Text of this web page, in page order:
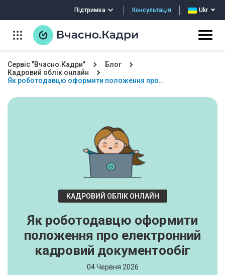
Підтримка Консультація Ukr
Сервіс "Вчасно.Кадри"
Блог
Кадровий облік онлайн
Як роботодавцю оформити положення про…
КАДРОВИЙ ОБЛІК ОНЛАЙН
Як роботодавцю оформити
положення про електронний
кадровий документообіг
04 Червня 2026